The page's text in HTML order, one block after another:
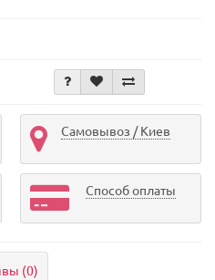
Самовывоз / Киев
Способ оплаты
(0)